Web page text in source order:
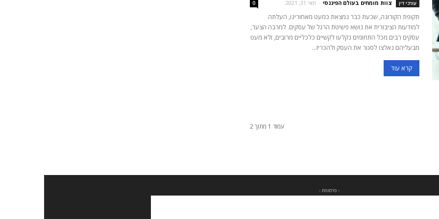
עורכי דין צוות מומחים בעולם הפיננסי - מאי 31, 2021 0
תקופת הקורונה, שכעת כבר נמצאת כמעט מאחורינו, העלתה
למודעות הציבורית את נושא פשיטת הרגל של עסקים. למרבה הצער,
עסקים רבים מכל התחומים נקלעו לקשיים כלכליים מרובים, ולא מעט
מבעליהם נאלצו לסגור את העסק ולהכריז...
קרא עוד
עמוד 1 מתוך 2
- פרסומת -